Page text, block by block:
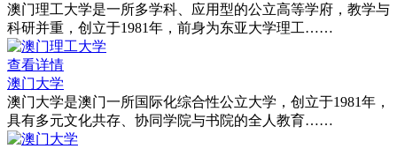
澳门理工大学是一所多学科、应用型的公立高等学府，教学与
科研并重，创立于1981年，前身为东亚大学理工……
查看详情
澳门大学
澳门大学是澳门一所国际化综合性公立大学，创立于1981年，
具有多元文化共存、协同学院与书院的全人教育……